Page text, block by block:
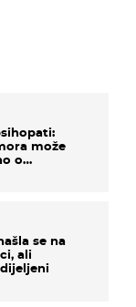
može
o
se na
ali